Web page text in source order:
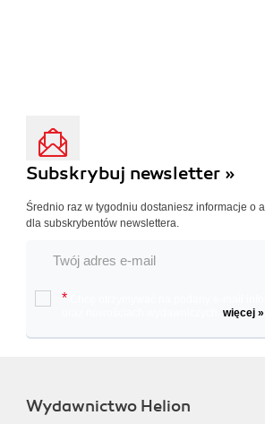
Subskrybuj newsletter »
Średnio raz w tygodniu dostaniesz informacje o
dla subskrybentów newslettera.
*
więcej »
Wydawnictwo Helion